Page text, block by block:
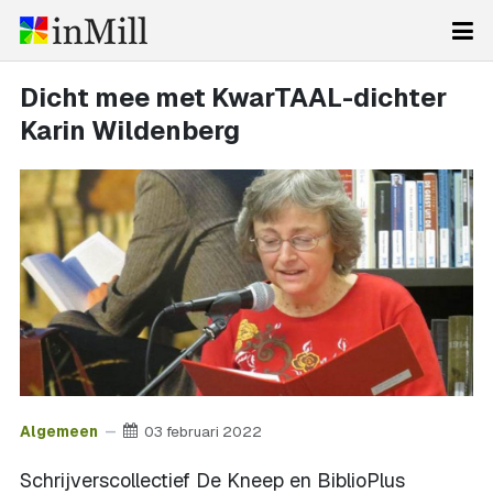
Dicht mee met KwarTAAL-dichter
Karin Wildenberg
Algemeen 03 februari 2022
Schrijverscollectief De Kneep en BiblioPlus